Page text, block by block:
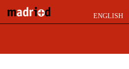
ENGLISH